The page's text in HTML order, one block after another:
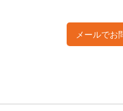
メールでお